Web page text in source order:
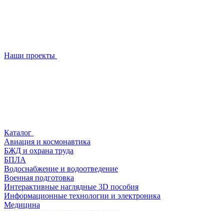
Наши проекты
Каталог
Авиация и космонавтика
БЖД и охрана труда
БПЛА
Водоснабжение и водоотведение
Военная подготовка
Интерактивные наглядные 3D пособия
Информационные технологии и электроника
Медицина